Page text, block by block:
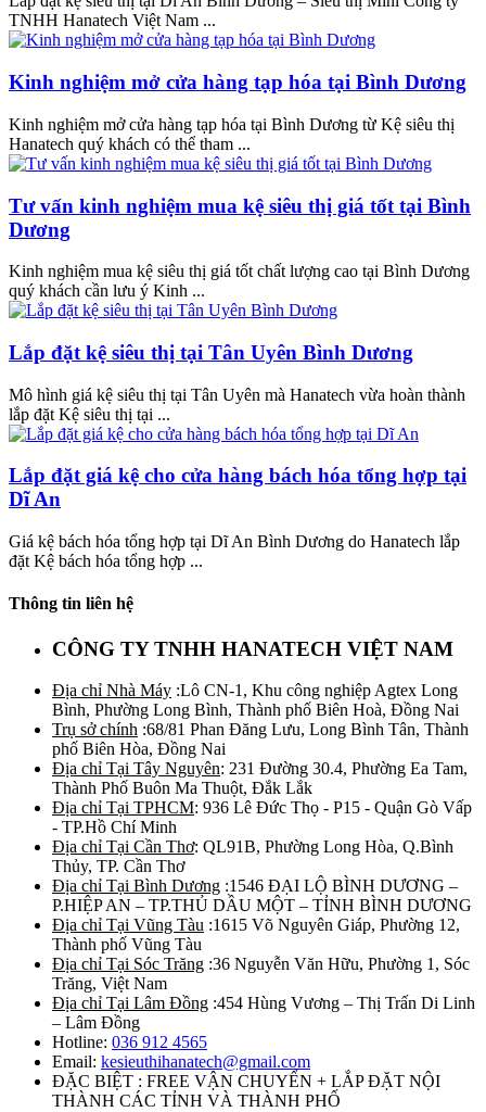
TNHH Hanatech Việt Nam ...
Kinh nghiệm mở cửa hàng tạp hóa tại Bình Dương
Kinh nghiệm mở cửa hàng tạp hóa tại Bình Dương từ Kệ siêu thị
Hanatech quý khách có thể tham ...
Tư vấn kinh nghiệm mua kệ siêu thị giá tốt tại Bình
Dương
Kinh nghiệm mua kệ siêu thị giá tốt chất lượng cao tại Bình Dương
quý khách cần lưu ý Kinh ...
Lắp đặt kệ siêu thị tại Tân Uyên Bình Dương
Mô hình giá kệ siêu thị tại Tân Uyên mà Hanatech vừa hoàn thành
lắp đặt Kệ siêu thị tại ...
Lắp đặt giá kệ cho cửa hàng bách hóa tổng hợp tại
Dĩ An
Giá kệ bách hóa tổng hợp tại Dĩ An Bình Dương do Hanatech lắp
đặt Kệ bách hóa tổng hợp ...
Thông tin liên hệ
CÔNG TY TNHH HANATECH VIỆT NAM
Địa chỉ Nhà Máy :Lô CN-1, Khu công nghiệp Agtex Long
Bình, Phường Long Bình, Thành phố Biên Hoà, Đồng Nai
Trụ sở chính :68/81 Phan Đăng Lưu, Long Bình Tân, Thành
phố Biên Hòa, Đồng Nai
Địa chỉ Tại Tây Nguyên: 231 Đường 30.4, Phường Ea Tam,
Thành Phố Buôn Ma Thuột, Đắk Lắk
Địa chỉ Tại TPHCM: 936 Lê Đức Thọ - P15 - Quận Gò Vấp
- TP.Hồ Chí Minh
Địa chỉ Tại Cần Thơ: QL91B, Phường Long Hòa, Q.Bình
Thủy, TP. Cần Thơ
Địa chỉ Tại Bình Dương :1546 ĐẠI LỘ BÌNH DƯƠNG –
P.HIỆP AN – TP.THỦ DẦU MỘT – TỈNH BÌNH DƯƠNG
Địa chỉ Tại Vũng Tàu :1615 Võ Nguyên Giáp, Phường 12,
Thành phố Vũng Tàu
Địa chỉ Tại Sóc Trăng :36 Nguyễn Văn Hữu, Phường 1, Sóc
Trăng, Việt Nam
Địa chỉ Tại Lâm Đồng :454 Hùng Vương – Thị Trấn Di Linh
– Lâm Đồng
Hotline: 036 912 4565
Email: kesieuthihanatech@gmail.com
ĐẶC BIỆT : FREE VẬN CHUYỂN + LẮP ĐẶT NỘI
THÀNH CÁC TỈNH VÀ THÀNH PHỐ